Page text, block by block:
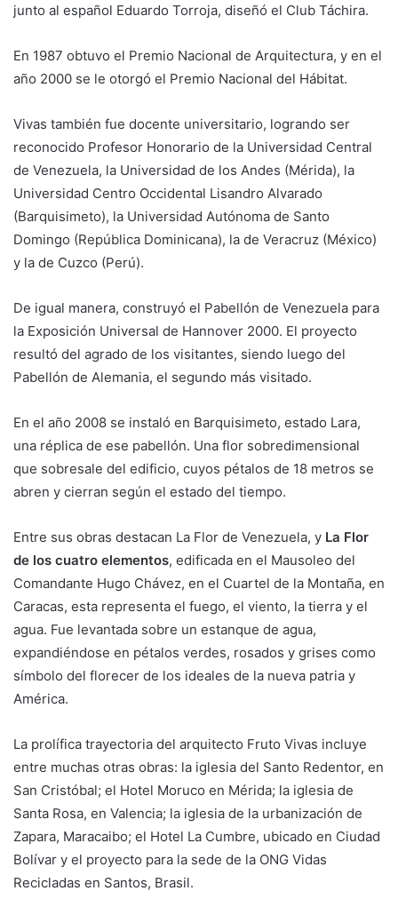
junto al español Eduardo Torroja, diseñó el Club Táchira.
En 1987 obtuvo el Premio Nacional de Arquitectura, y en el
año 2000 se le otorgó el Premio Nacional del Hábitat.
Vivas también fue docente universitario, logrando ser
reconocido Profesor Honorario de la Universidad Central
de Venezuela, la Universidad de los Andes (Mérida), la
Universidad Centro Occidental Lisandro Alvarado
(Barquisimeto), la Universidad Autónoma de Santo
Domingo (República Dominicana), la de Veracruz (México)
y la de Cuzco (Perú).
De igual manera, construyó el Pabellón de Venezuela para
la Exposición Universal de Hannover 2000. El proyecto
resultó del agrado de los visitantes, siendo luego del
Pabellón de Alemania, el segundo más visitado.
En el año 2008 se instaló en Barquisimeto, estado Lara,
una réplica de ese pabellón. Una flor sobredimensional
que sobresale del edificio, cuyos pétalos de 18 metros se
abren y cierran según el estado del tiempo.
Entre sus obras destacan La Flor de Venezuela, y La Flor
de los cuatro elementos, edificada en el Mausoleo del
Comandante Hugo Chávez, en el Cuartel de la Montaña, en
Caracas, esta representa el fuego, el viento, la tierra y el
agua. Fue levantada sobre un estanque de agua,
expandiéndose en pétalos verdes, rosados y grises como
símbolo del florecer de los ideales de la nueva patria y
América.
La prolífica trayectoria del arquitecto Fruto Vivas incluye
entre muchas otras obras: la iglesia del Santo Redentor, en
San Cristóbal; el Hotel Moruco en Mérida; la iglesia de
Santa Rosa, en Valencia; la iglesia de la urbanización de
Zapara, Maracaibo; el Hotel La Cumbre, ubicado en Ciudad
Bolívar y el proyecto para la sede de la ONG Vidas
Recicladas en Santos, Brasil.